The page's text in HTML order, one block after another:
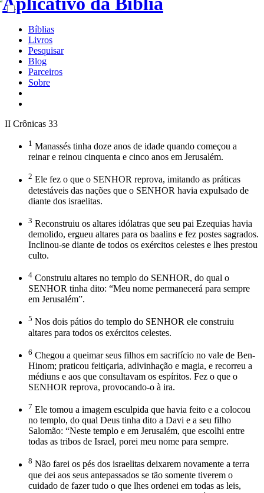
Bíblias
Livros
Pesquisar
Blog
Parceiros
Sobre
II Crônicas 33
1 Manassés tinha doze anos de idade quando começou a
reinar e reinou cinquenta e cinco anos em Jerusalém.
2 Ele fez o que o SENHOR reprova, imitando as práticas
detestáveis das nações que o SENHOR havia expulsado de
diante dos israelitas.
3 Reconstruiu os altares idólatras que seu pai Ezequias havia
demolido, ergueu altares para os baalins e fez postes sagrados.
Inclinou-se diante de todos os exércitos celestes e lhes prestou
culto.
4 Construiu altares no templo do SENHOR, do qual o
SENHOR tinha dito: “Meu nome permanecerá para sempre
em Jerusalém”.
5 Nos dois pátios do templo do SENHOR ele construiu
altares para todos os exércitos celestes.
6 Chegou a queimar seus filhos em sacrifício no vale de Ben-
Hinom; praticou feitiçaria, adivinhação e magia, e recorreu a
médiuns e aos que consultavam os espíritos. Fez o que o
SENHOR reprova, provocando-o à ira.
7 Ele tomou a imagem esculpida que havia feito e a colocou
no templo, do qual Deus tinha dito a Davi e a seu filho
Salomão: “Neste templo e em Jerusalém, que escolhi entre
todas as tribos de Israel, porei meu nome para sempre.
8 Não farei os pés dos israelitas deixarem novamente a terra
que dei aos seus antepassados se tão somente tiverem o
cuidado de fazer tudo o que lhes ordenei em todas as leis,